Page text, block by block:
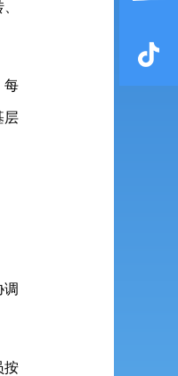
每
层
调
按